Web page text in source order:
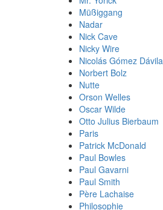
Müßiggang
Nadar
Nick Cave
Nicky Wire
Nicolás Gómez Dávila
Norbert Bolz
Nutte
Orson Welles
Oscar Wilde
Otto Julius Bierbaum
Paris
Patrick McDonald
Paul Bowles
Paul Gavarni
Paul Smith
Père Lachaise
Philosophie